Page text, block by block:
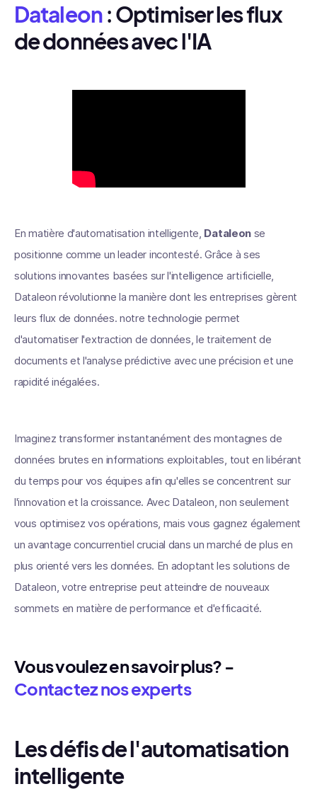
Dataleon: Optimiser les flux
de données avec l'IA
En matière d'automatisation intelligente, Dataleon se
positionne comme un leader incontesté. Grâce à ses
solutions innovantes basées sur l'intelligence artificielle,
Dataleon révolutionne la manière dont les entreprises gèrent
leurs flux de données. notre technologie permet
d'automatiser l'extraction de données, le traitement de
documents et l'analyse prédictive avec une précision et une
rapidité inégalées.
Imaginez transformer instantanément des montagnes de
données brutes en informations exploitables, tout en libérant
du temps pour vos équipes afin qu'elles se concentrent sur
l'innovation et la croissance. Avec Dataleon, non seulement
vous optimisez vos opérations, mais vous gagnez également
un avantage concurrentiel crucial dans un marché de plus en
plus orienté vers les données. En adoptant les solutions de
Dataleon, votre entreprise peut atteindre de nouveaux
sommets en matière de performance et d'efficacité.
Vous voulez en savoir plus? -
Contactez nos experts
Les défis de l'automatisation
intelligente